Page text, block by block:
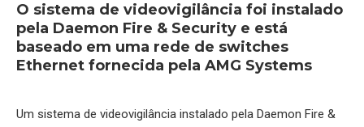
O sistema de videovigilância foi instalado
pela Daemon Fire & Security e está
baseado em uma rede de switches
Ethernet fornecida pela AMG Systems
Um sistema de videovigilância instalado pela Daemon Fire &